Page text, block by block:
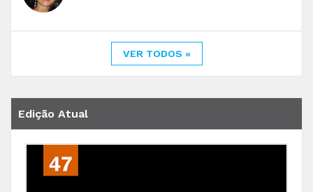
VER TODOS »
Edição Atual